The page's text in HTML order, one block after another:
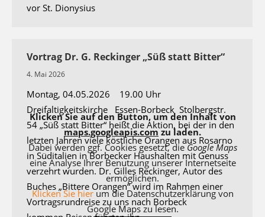
Klicken Sie auf den Button, um den Inhalt von
maps.googleapis.comzu laden.
Dabei werden ggf. Cookies gesetzt, dieGoogle Maps
eine Analyse Ihrer Benutzung unserer Internetseite
ermöglichen.
Klicken Sie hierum die Datenschutzerklärung von
Google Maps zu lesen.
vor St. Dionysius
Vortrag Dr. G. Reckinger „Süß statt Bitter“
4. Mai 2026
Montag, 04.05.2026 19.00 Uhr
Dreifaltigkeitskirche Essen-Borbeck Stolbergstr.
54 „Süß statt Bitter“ heißt die Aktion, bei der in den
letzten Jahren viele köstliche Orangen aus Rosarno
in Süditalien in Borbecker Haushalten mit Genuss
verzehrt wurden. Dr. Gilles Reckinger, Autor des
Buches „Bittere Orangen“ wird im Rahmen einer
Vortragsrundreise zu uns nach Borbeck